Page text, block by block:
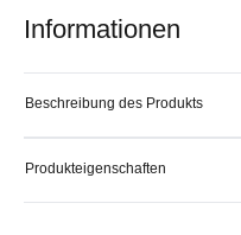
Informationen
Beschreibung des Produkts
Produkteigenschaften